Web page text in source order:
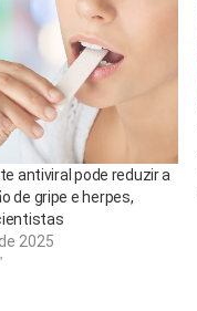
antiviral pode reduzir a
de gripe e herpes,
2025